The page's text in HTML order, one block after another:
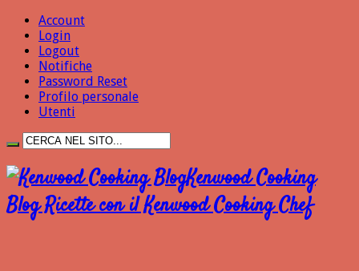
Account
Login
Logout
Notifiche
Password Reset
Profilo personale
Utenti
Kenwood Cooking
Blog Ricette con il Kenwood Cooking Chef